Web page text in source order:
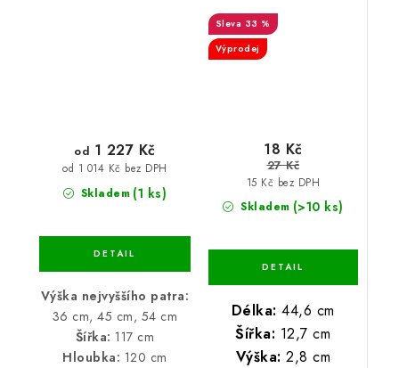
Skladem (1 ks)
od 1 014 Kč bez DPH
od 1 227 Kč
Výška nejvyššího patra:
36 cm, 45 cm, 54 cm
Šířka: 117 cm
Hloubka: 120 cm
33 %
Výprodej
Skladem (>10 ks)
15 Kč bez DPH
18 Kč
27 Kč
Délka: 44,6 cm
Šířka: 12,7 cm
Výška: 2,8 cm